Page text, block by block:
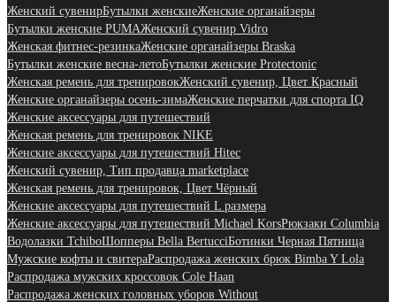
Женский сувенирБутылки женскиеЖенские органайзеры
Бутылки женские PUMAЖенский сувенир Vidro
Женская фитнес-резинкаЖенские органайзеры Braska
Бутылки женские весна-летоБутылки женские Protectonic
Женская ремень для тренировокЖенский сувенир, Цвет Красный
Женские органайзеры осень-зимаЖенские перчатки для спорта IQ
Женские аксессуары для путешествий
Женская ремень для тренировок NIKE
Женские аксессуары для путешествий Hitec
Женский сувенир, Тип продавца marketplace
Женская ремень для тренировок, Цвет Чёрный
Женские аксессуары для путешествий L размера
Женские аксессуары для путешествий Michael KorsРюкзаки Columbia
Водолазки TchiboШопперы Bella BertucciБотинки Черная Пятница
Мужские кофты и свитераРаспродажа женских брюк Bimba Y Lola
Распродажа мужских кроссовок Cole Haan
Распродажа женских головных уборов Without